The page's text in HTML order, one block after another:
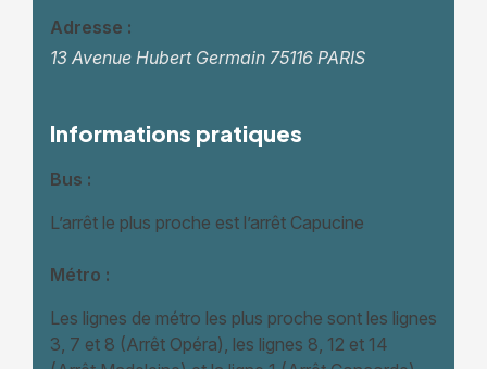
Adresse :
13 Avenue Hubert Germain 75116 PARIS
Informations pratiques
Bus :
L’arrêt le plus proche est l’arrêt Capucine
Métro :
Les lignes de métro les plus proche sont les lignes
3, 7 et 8 (Arrêt Opéra), les lignes 8, 12 et 14